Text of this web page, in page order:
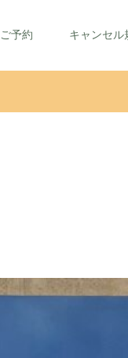
ご予約 キャンセル